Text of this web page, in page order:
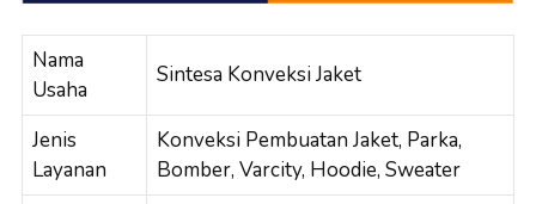
Nama
Usaha
Sintesa Konveksi Jaket
Jenis
Layanan
Konveksi Pembuatan Jaket, Parka,
Bomber, Varcity, Hoodie, Sweater